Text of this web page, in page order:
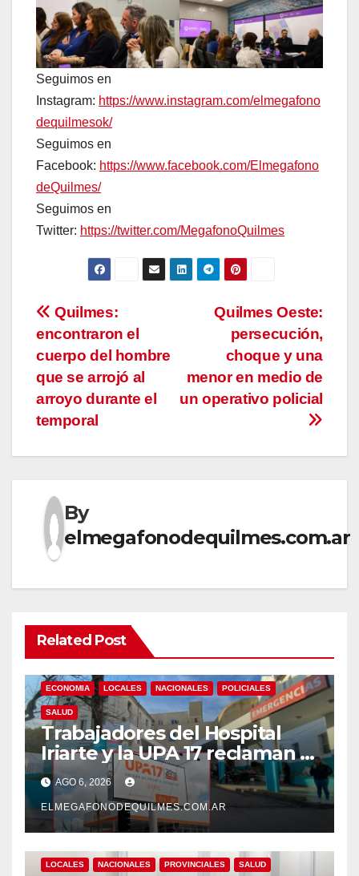
Seguimos en
Instagram: https://www.instagram.com/elmegafono
dequilmesok/
Seguimos en
Facebook: https://www.facebook.com/Elmegafono
deQuilmes/
Seguimos en
Twitter: https://twitter.com/MegafonoQuilmes
Navegación
de
entradas
Quilmes Oeste:
persecución,
choque y una
menor en medio de
un operativo policial
Quilmes:
encontraron el
cuerpo del hombre
que se arrojó al
arroyo durante el
temporal
By
elmegafonodequilmes.com.ar
Related Post
ECONOMIA LOCALES NACIONALES POLICIALES
SALUD
Trabajadores del Hospital
Iriarte y la UPA 17 reclaman el
pase a planta de becarios y
mejoras laborales
AGO 6, 2026
ELMEGAFONODEQUILMES.COM.AR
LOCALES NACIONALES PROVINCIALES SALUD